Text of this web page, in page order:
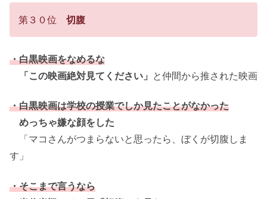
第３０位 切腹
・白黒映画をなめるな
「この映画絶対見てください」 と仲間から推された映画
・白黒映画は学校の授業でしか見たことがなかった
めっちゃ嫌な顔をした
「マコさんがつまらないと思ったら、ぼくが切腹しま
す」
・そこまで言うなら